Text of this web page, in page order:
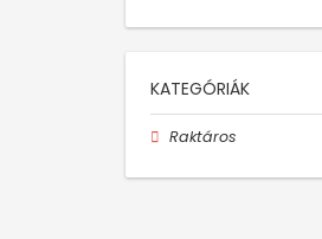
KATEGÓRIÁK
Raktáros